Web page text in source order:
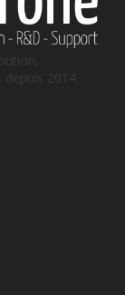
2014.